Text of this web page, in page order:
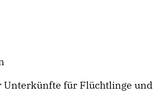
Unterkünfte für Flüchtlinge und